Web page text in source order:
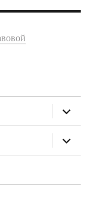
раскрыть
дочернее
меню
раскрыть
дочернее
меню